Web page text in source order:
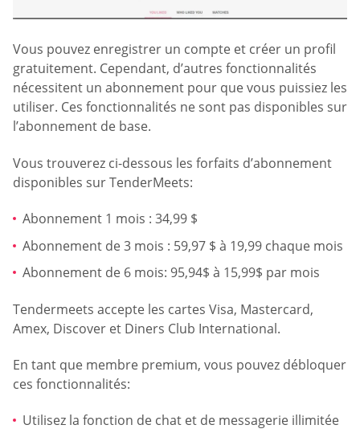
Vous pouvez enregistrer un compte et créer un profil
gratuitement. Cependant, d’autres fonctionnalités
nécessitent un abonnement pour que vous puissiez les
utiliser. Ces fonctionnalités ne sont pas disponibles sur
l’abonnement de base.
Vous trouverez ci-dessous les forfaits d’abonnement
disponibles sur TenderMeets:
Abonnement 1 mois : 34,99 $
Abonnement de 3 mois : 59,97 $ à 19,99 chaque mois
Abonnement de 6 mois: 95,94$ à 15,99$ par mois
Tendermeets accepte les cartes Visa, Mastercard,
Amex, Discover et Diners Club International.
En tant que membre premium, vous pouvez débloquer
ces fonctionnalités:
Utilisez la fonction de chat et de messagerie illimitée